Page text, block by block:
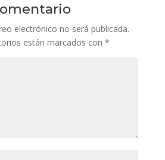
electrónico no será publicada.
están marcados con *